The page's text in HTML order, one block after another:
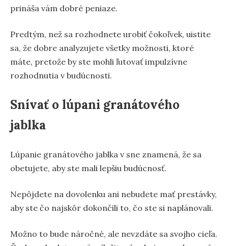
prináša vám dobré peniaze.
Predtým, než sa rozhodnete urobiť čokoľvek, uistite
sa, že dobre analyzujete všetky možnosti, ktoré
máte, pretože by ste mohli ľutovať impulzívne
rozhodnutia v budúcnosti.
Snívať o lúpani granátového
jablka
Lúpanie granátového jablka v sne znamená, že sa
obetujete, aby ste mali lepšiu budúcnosť.
Nepôjdete na dovolenku ani nebudete mať prestávky,
aby ste čo najskôr dokončili to, čo ste si naplánovali.
Možno to bude náročné, ale nevzdáte sa svojho cieľa.